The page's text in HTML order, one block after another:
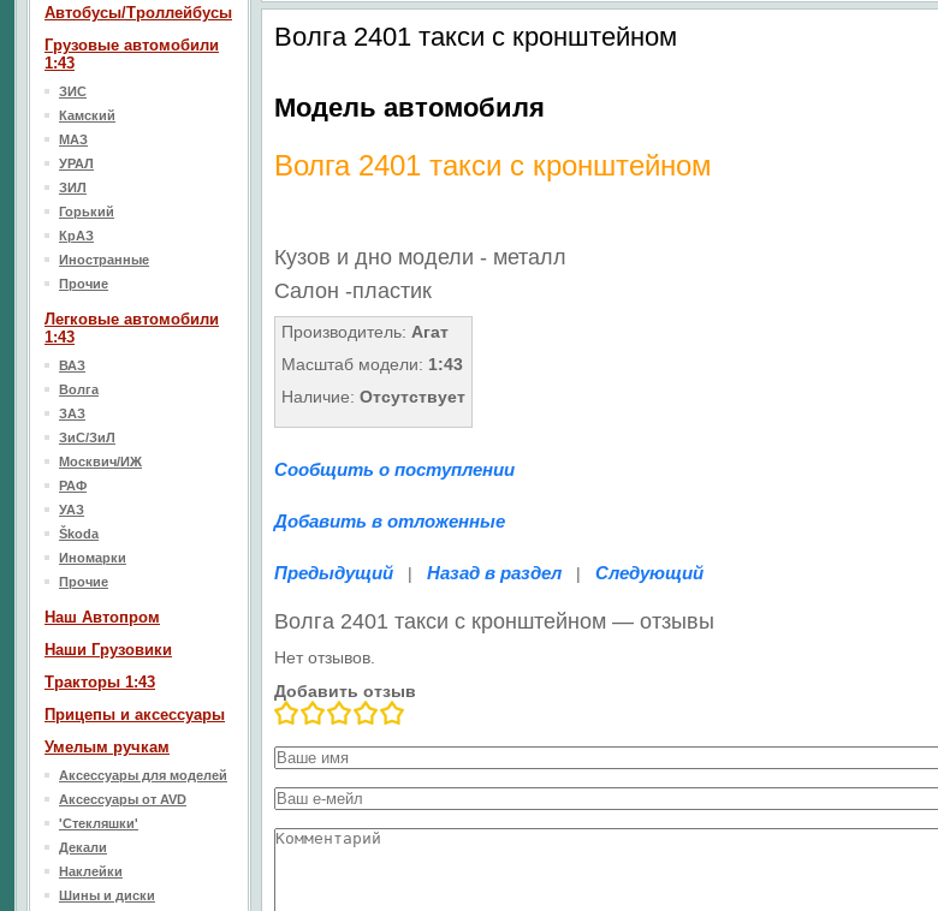
Волга 2401 такси с кронштейном
Модель автомобиля
Волга 2401 такси с кронштейном
Кузов и дно модели - металл
Салон -пластик
Производитель: Агат
Масштаб модели: 1:43
Наличие: Отсутствует
Сообщить о поступлении
Добавить в отложенные
Предыдущий | Назад в раздел | Следующий
Волга 2401 такси с кронштейном — отзывы
Нет отзывов.
Добавить отзыв
Автобусы/Троллейбусы
Грузовые автомобили
1:43
ЗИС
Камский
МАЗ
УРАЛ
ЗИЛ
Горький
КрАЗ
Иностранные
Прочие
Легковые автомобили
1:43
ВАЗ
Волга
ЗАЗ
ЗиС/ЗиЛ
Москвич/ИЖ
РАФ
УАЗ
Škoda
Иномарки
Прочие
Наш Aвтопром
Наши Грузовики
Тракторы 1:43
Прицепы и аксессуары
Умелым ручкам
Аксессуары для моделей
Аксессуары от AVD
'Стекляшки'
Декали
Наклейки
Шины и диски